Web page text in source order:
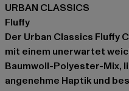
URBAN CLASSICS
Fluffy
Der Urban Classics Fluffy
mit einem unerwartet
Baumwoll-Polyester-Mix,
angenehme Haptik und